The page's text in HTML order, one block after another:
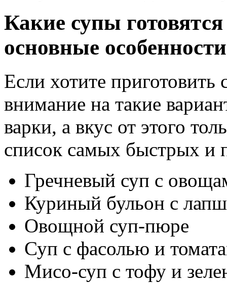
Какие супы
основные особенности
Если хотите приготовить
внимание на такие
варки, а вкус от этого
список самых быстрых и
Гречневый суп с
Куриный бульон с
Овощной суп-пюре
Суп с фасолью и
Мисо-суп с тофу и